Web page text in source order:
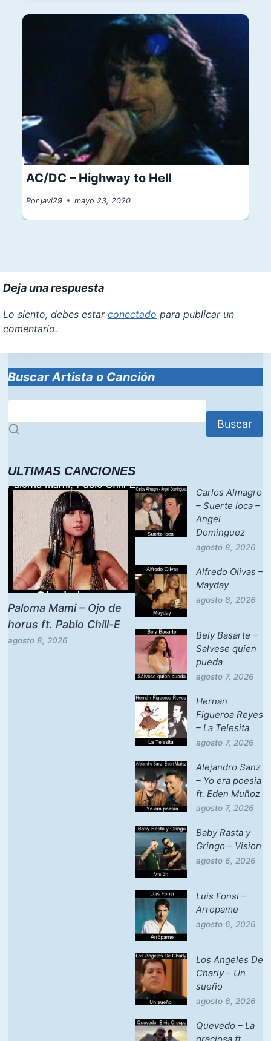
AC/DC – Highway to Hell
Por javi29 mayo 23, 2020
Deja una respuesta
Lo siento, debes estar conectado para publicar un
comentario.
Buscar Artista o Canción
Buscar
ULTIMAS CANCIONES
Paloma Mami – Ojo de
horus ft. Pablo Chill-E
agosto 8, 2026
Carlos Almagro
– Suerte loca –
Angel
Dominguez
agosto 8, 2026
Alfredo Olivas –
Mayday
agosto 8, 2026
Bely Basarte –
Salvese quien
pueda
agosto 7, 2026
Hernan
Figueroa Reyes
– La Telesita
agosto 7, 2026
Alejandro Sanz
– Yo era poesia
ft. Eden Muñoz
agosto 7, 2026
Baby Rasta y
Gringo – Vision
agosto 6, 2026
Luis Fonsi –
Arropame
agosto 6, 2026
Los Angeles De
Charly – Un
sueño
agosto 6, 2026
Quevedo – La